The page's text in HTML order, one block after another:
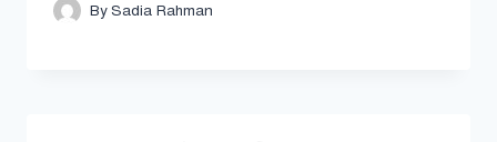
BySadia Rahman